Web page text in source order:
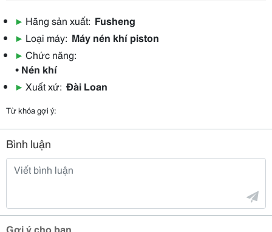
▶ Hãng sản xuất: Fusheng
▶ Loại máy: Máy nén khí piston
▶ Chức năng:
• Nén khí
▶ Xuất xứ: Đài Loan
Từ khóa gợi ý:
Bình luận
Gợi ý cho bạn